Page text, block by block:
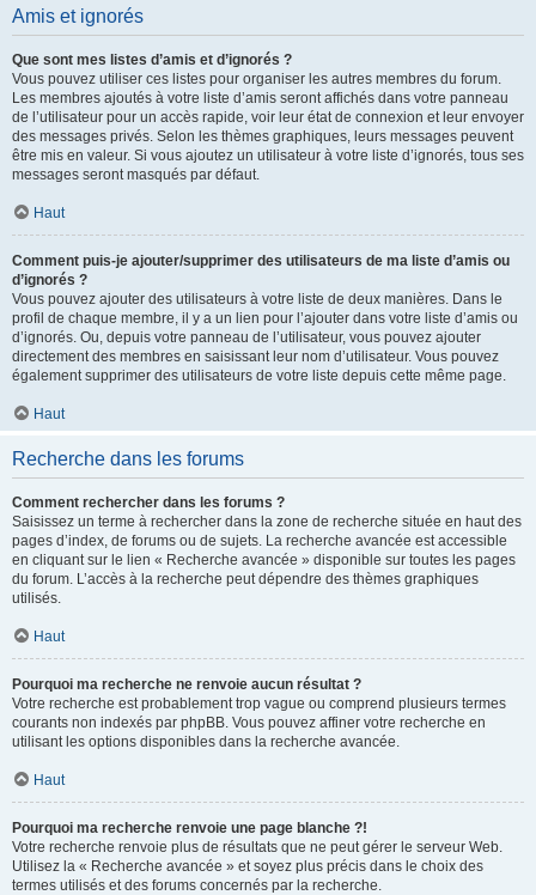
Amis et ignorés
Que sont mes listes d’amis et d’ignorés ?
Vous pouvez utiliser ces listes pour organiser les autres membres du forum.
Les membres ajoutés à votre liste d’amis seront affichés dans votre panneau
de l’utilisateur pour un accès rapide, voir leur état de connexion et leur envoyer
des messages privés. Selon les thèmes graphiques, leurs messages peuvent
être mis en valeur. Si vous ajoutez un utilisateur à votre liste d’ignorés, tous ses
messages seront masqués par défaut.
Haut
Comment puis-je ajouter/supprimer des utilisateurs de ma liste d’amis ou
d’ignorés ?
Vous pouvez ajouter des utilisateurs à votre liste de deux manières. Dans le
profil de chaque membre, il y a un lien pour l’ajouter dans votre liste d’amis ou
d’ignorés. Ou, depuis votre panneau de l’utilisateur, vous pouvez ajouter
directement des membres en saisissant leur nom d’utilisateur. Vous pouvez
également supprimer des utilisateurs de votre liste depuis cette même page.
Haut
Recherche dans les forums
Comment rechercher dans les forums ?
Saisissez un terme à rechercher dans la zone de recherche située en haut des
pages d’index, de forums ou de sujets. La recherche avancée est accessible
en cliquant sur le lien « Recherche avancée » disponible sur toutes les pages
du forum. L’accès à la recherche peut dépendre des thèmes graphiques
utilisés.
Haut
Pourquoi ma recherche ne renvoie aucun résultat ?
Votre recherche est probablement trop vague ou comprend plusieurs termes
courants non indexés par phpBB. Vous pouvez affiner votre recherche en
utilisant les options disponibles dans la recherche avancée.
Haut
Pourquoi ma recherche renvoie une page blanche ?!
Votre recherche renvoie plus de résultats que ne peut gérer le serveur Web.
Utilisez la « Recherche avancée » et soyez plus précis dans le choix des
termes utilisés et des forums concernés par la recherche.